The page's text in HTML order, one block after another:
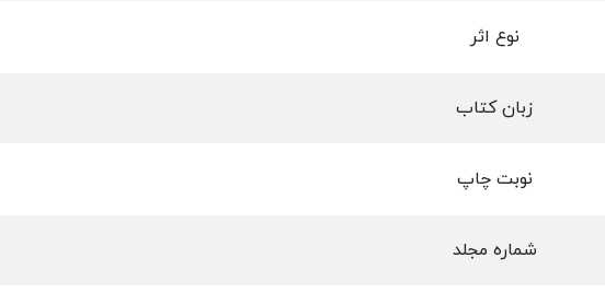
نوع اثر
زبان کتاب
نوبت چاپ
شماره مجلد